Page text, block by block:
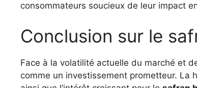
consommateurs soucieux de leur impact
Conclusion sur le
Face à la volatilité actuelle du marché et
comme un investissement prometteur. La